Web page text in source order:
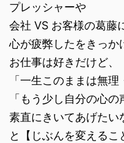
プレッシャーや
会社 VS お客様の葛藤
心が疲弊したをきっか
お仕事は好きだけど、
「一生このままは無理
「もう少し自分の心の
素直にきいてあげたい
と【じぶんを変えるこ